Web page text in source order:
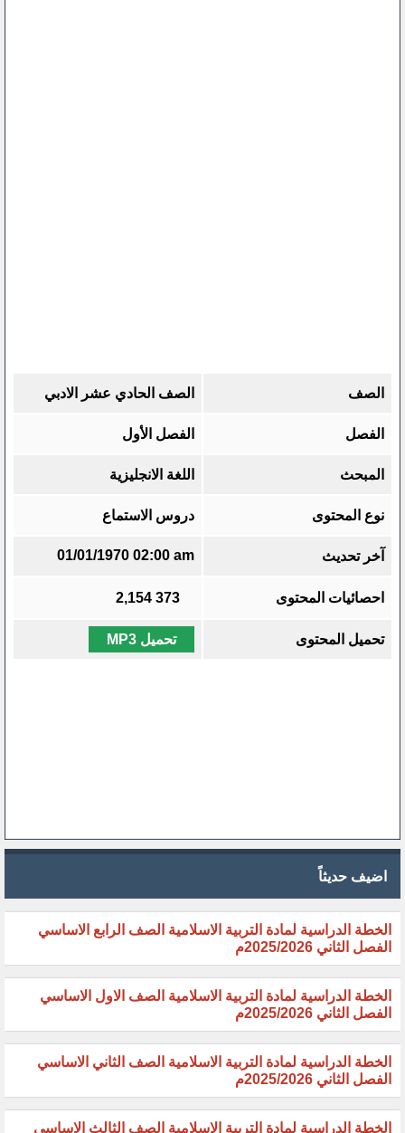
الصف الصف الحادي عشر الادبي
الفصل الفصل الأول
المبحث اللغة الانجليزية
نوع المحتوى دروس الاستماع
آخر تحديث 01/01/1970 02:00 am
احصائيات المحتوى 373
2,154
تحميل المحتوى تحميل MP3
اضيف حديثاً
الخطة الدراسية لمادة التربية الاسلامية الصف الرابع الاساسي
الفصل الثاني 2025/2026م
الخطة الدراسية لمادة التربية الاسلامية الصف الاول الاساسي
الفصل الثاني 2025/2026م
الخطة الدراسية لمادة التربية الاسلامية الصف الثاني الاساسي
الفصل الثاني 2025/2026م
الخطة الدراسية لمادة التربية الاسلامية الصف الثالث الاساسي